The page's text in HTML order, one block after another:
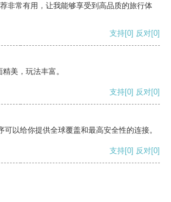
非常有用，让我能够享受到高品质的旅行体
支持[0] 反对[0]
美，玩法丰富。
支持[0] 反对[0]
以给你提供全球覆盖和最高安全性的连接。
支持[0] 反对[0]